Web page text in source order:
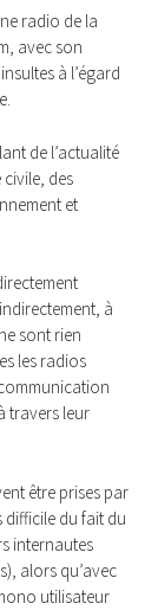
radio de la
avec son
à l’égard
de l’actualité
des
et
à
sont rien
les radios
travers leur
être prises par
difficile du fait du
internautes
alors qu’avec
utilisateur